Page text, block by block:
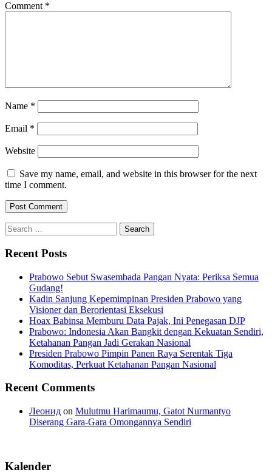
Comment *
Name *
Email *
Website
Save my name, email, and website in this browser for the next
time I comment.
Search
for:
Recent Posts
Prabowo Sebut Swasembada Pangan Nyata: Periksa Semua
Gudang!
Kadin Sanjung Kepemimpinan Presiden Prabowo yang
Visioner dan Berorientasi Eksekusi
Hoax Babinsa Memburu Data Pajak, Ini Penegasan DJP
Prabowo: Indonesia Akan Bangkit dengan Kekuatan Sendiri,
Ketahanan Pangan Jadi Gerakan Nasional
Presiden Prabowo Pimpin Panen Raya Serentak Tiga
Komoditas, Perkuat Ketahanan Pangan Nasional
Recent Comments
Леонид on Mulutmu Harimaumu, Gatot Nurmantyo
Diserang Gara-Gara Omongannya Sendiri
Kalender